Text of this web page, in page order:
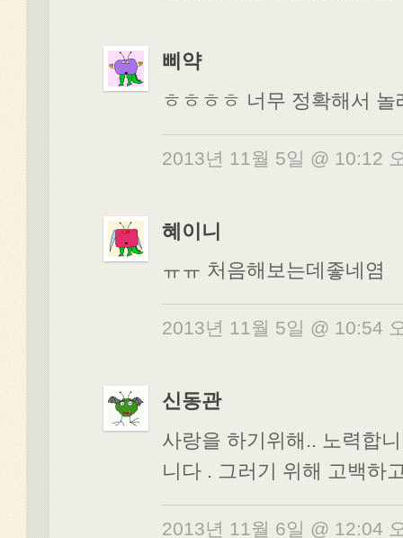
삐약
ㅎㅎㅎㅎ 너무 정확해서 놀
2013년 11월 5일 @ 10:12
혜이니
ㅠㅠ 처음해보는데좋네염
2013년 11월 5일 @ 10:54
신동관
사랑을 하기위해.. 노력합
니다 . 그러기 위해 고백하
2013년 11월 6일 @ 12:04